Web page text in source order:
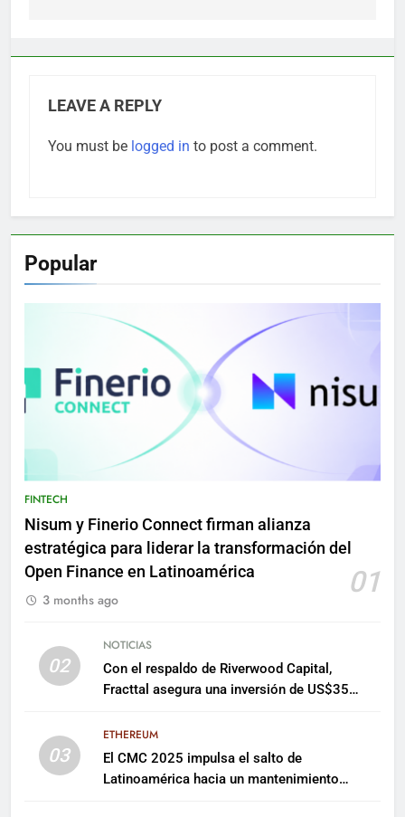
LEAVE A REPLY
You must be logged in to post a comment.
Popular
FINTECH
Nisum y Finerio Connect firman alianza
estratégica para liderar la transformación del
Open Finance en Latinoamérica
01
3 months ago
02
NOTICIAS
Con el respaldo de Riverwood Capital,
Fracttal asegura una inversión de US$35
03
ETHEREUM
El CMC 2025 impulsa el salto de
Latinoamérica hacia un mantenimiento